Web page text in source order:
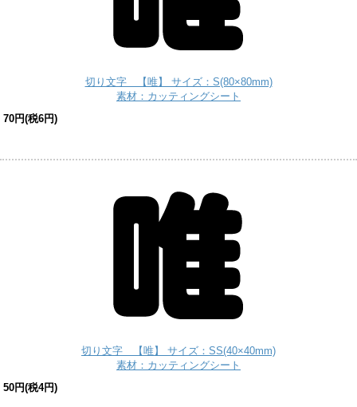
切り文字 【唯】 サイズ：S(80×80mm)
素材：カッティングシート
70円(税6円)
切り文字 【唯】 サイズ：SS(40×40mm)
素材：カッティングシート
50円(税4円)